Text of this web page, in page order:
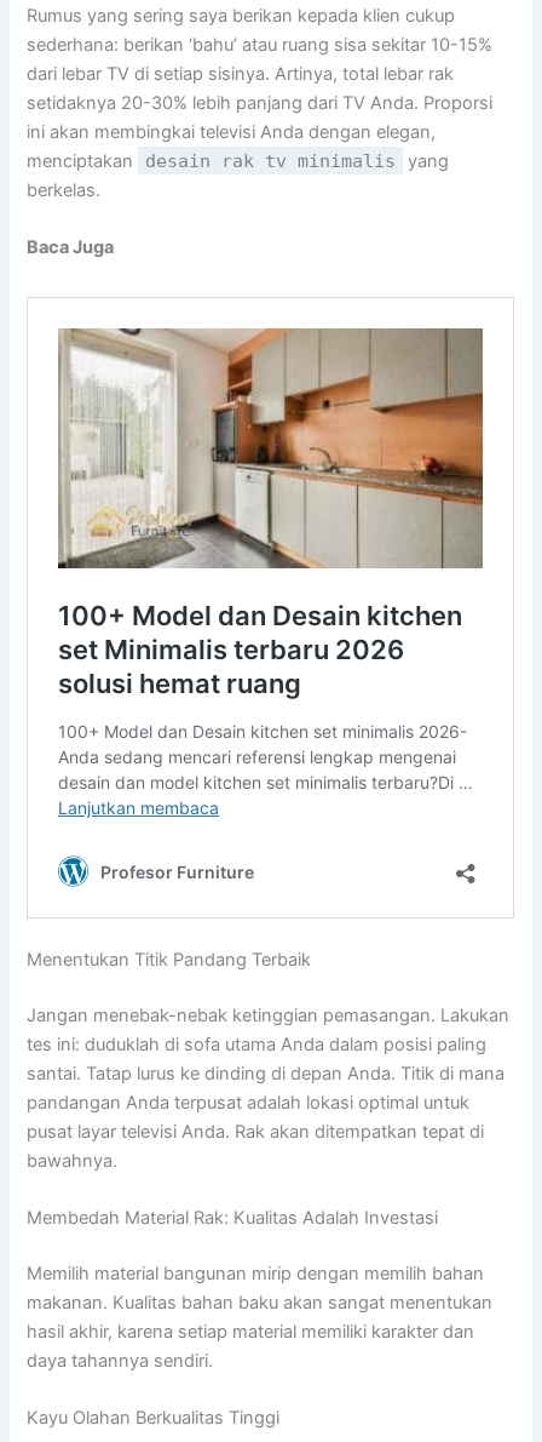
Rumus yang sering saya berikan kepada klien cukup
sederhana: berikan ‘bahu’ atau ruang sisa sekitar 10-15%
dari lebar TV di setiap sisinya. Artinya, total lebar rak
setidaknya 20-30% lebih panjang dari TV Anda. Proporsi
ini akan membingkai televisi Anda dengan elegan,
menciptakan
desain rak tv minimalis
yang
berkelas.
Baca Juga
Menentukan Titik Pandang Terbaik
Jangan menebak-nebak ketinggian pemasangan. Lakukan
tes ini: duduklah di sofa utama Anda dalam posisi paling
santai. Tatap lurus ke dinding di depan Anda. Titik di mana
pandangan Anda terpusat adalah lokasi optimal untuk
pusat layar televisi Anda. Rak akan ditempatkan tepat di
bawahnya.
Membedah Material Rak: Kualitas Adalah Investasi
Memilih material bangunan mirip dengan memilih bahan
makanan. Kualitas bahan baku akan sangat menentukan
hasil akhir, karena setiap material memiliki karakter dan
daya tahannya sendiri.
Kayu Olahan Berkualitas Tinggi